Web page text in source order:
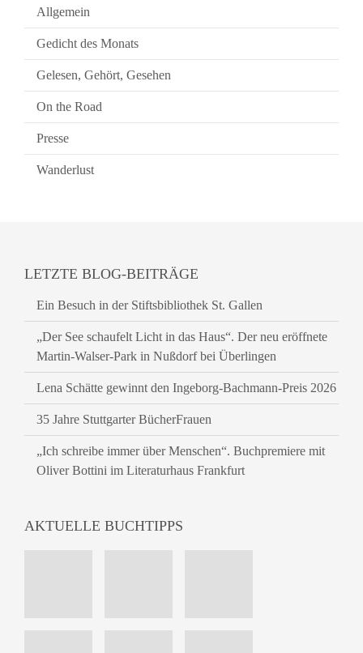
Allgemein
Gedicht des Monats
Gelesen, Gehört, Gesehen
On the Road
Presse
Wanderlust
LETZTE BLOG-BEITRÄGE
Ein Besuch in der Stiftsbibliothek St. Gallen
„Der See schaufelt Licht in das Haus“. Der neu eröffnete
Martin-Walser-Park in Nußdorf bei Überlingen
Lena Schätte gewinnt den Ingeborg-Bachmann-Preis 2026
35 Jahre Stuttgarter BücherFrauen
„Ich schreibe immer über Menschen“. Buchpremiere mit
Oliver Bottini im Literaturhaus Frankfurt
AKTUELLE BUCHTIPPS